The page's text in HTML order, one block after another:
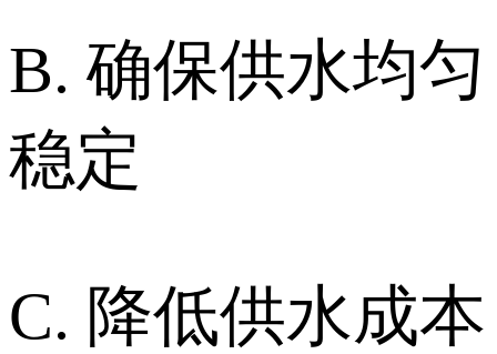
B. 确保供水均匀
稳定
C. 降低供水成本